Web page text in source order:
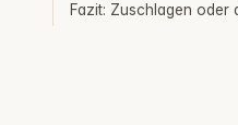
Fazit: Zuschlagen oder